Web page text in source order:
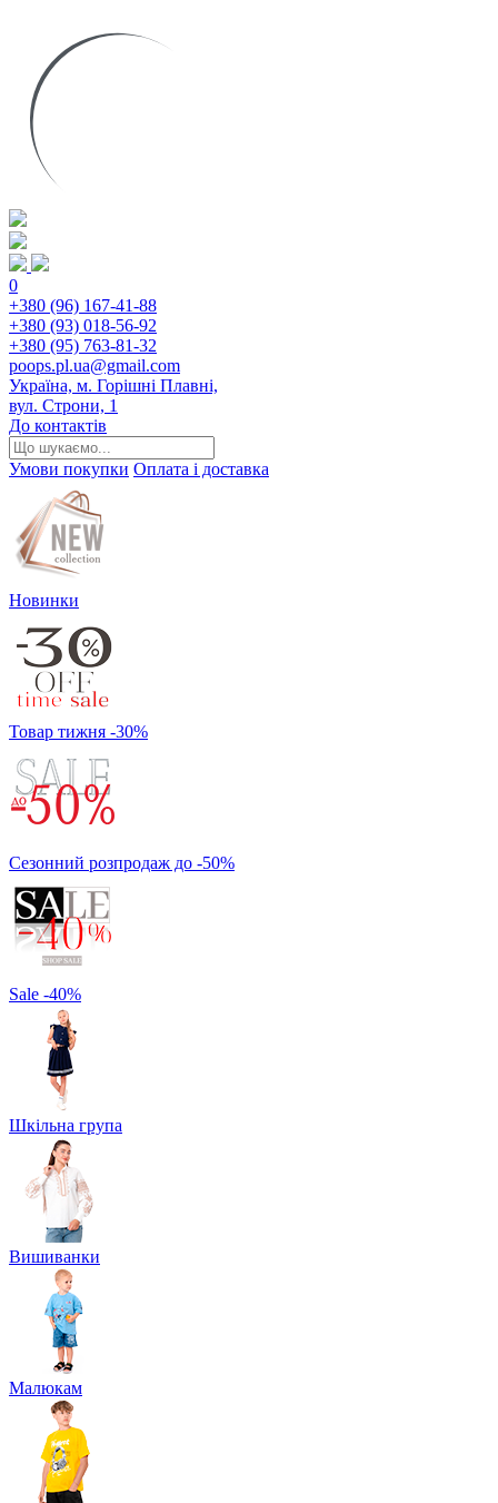
0
+380 (96) 167-41-88
+380 (93) 018-56-92
+380 (95) 763-81-32
poops.pl.ua@gmail.com
Україна, м. Горішні Плавні,
вул. Строни, 1
До контактів
Умови покупки Оплата і доставка
Новинки
Товар тижня -30%
Сезонний розпродаж до -50%
Sale -40%
Шкільна група
Вишиванки
Малюкам